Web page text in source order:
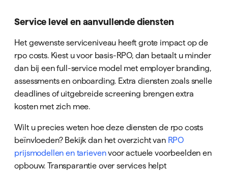
Service level en aanvullende diensten
Het gewenste serviceniveau heeft grote impact op de
rpo costs. Kiest u voor basis-RPO, dan betaalt u minder
dan bij een full-service model met employer branding,
assessments en onboarding. Extra diensten zoals snelle
deadlines of uitgebreide screening brengen extra
kosten met zich mee.
Wilt u precies weten hoe deze diensten de rpo costs
beïnvloeden? Bekijk dan het overzicht van RPO
prijsmodellen en tarievenvoor actuele voorbeelden en
opbouw. Transparantie over services helpt